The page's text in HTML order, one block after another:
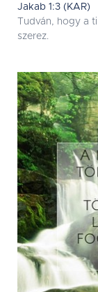
Jakab 1:3 (KAR)
Tudván, hogy a
szerez.